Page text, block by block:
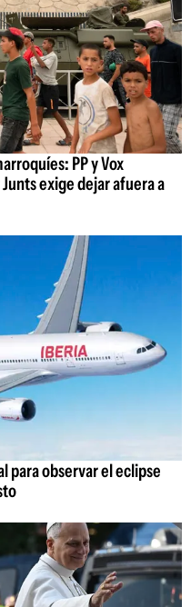
PP y Vox
exige dejar afuera a
para observar el eclipse